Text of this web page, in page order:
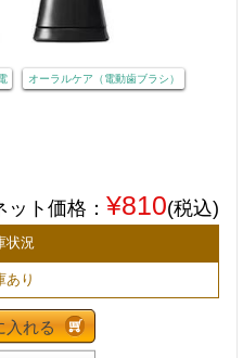
オーラルケア（電動歯ブラシ）
ット価格： ¥810(税込)
状況
あり
入れる